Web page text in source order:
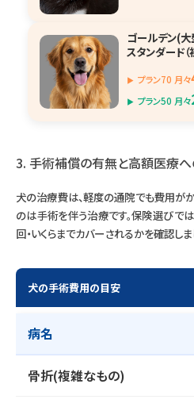
ゴールデン(大
スタンダード
プラン70 月々
プラン50 月々
3. 手術補償の有無と高額医療
犬の治療費は、軽度の通院でも費用が
のは手術を伴う治療です。保険選びで
回・いくらまでカバーされるかを確認しま
犬の手術費用の目安
病名
骨折(複雑なもの)